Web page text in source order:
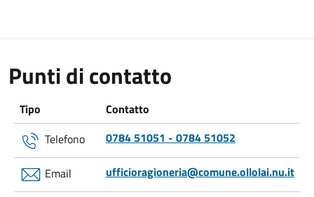
Punti di contatto
Tipo
Contatto
Telefono
0784 51051 - 0784 51052
Email ufficioragioneria@comune.ollolai.nu.it